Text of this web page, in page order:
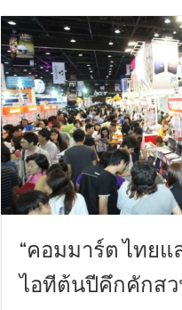
“คอมมาร์ต ไทยแ
ไอทีต้นปีคึกคักส